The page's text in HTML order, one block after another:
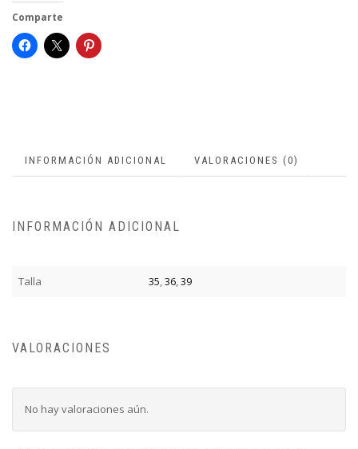
Comparte
INFORMACIÓN ADICIONAL VALORACIONES (0)
INFORMACIÓN ADICIONAL
Talla 35,36,39
VALORACIONES
No hay valoraciones aún.